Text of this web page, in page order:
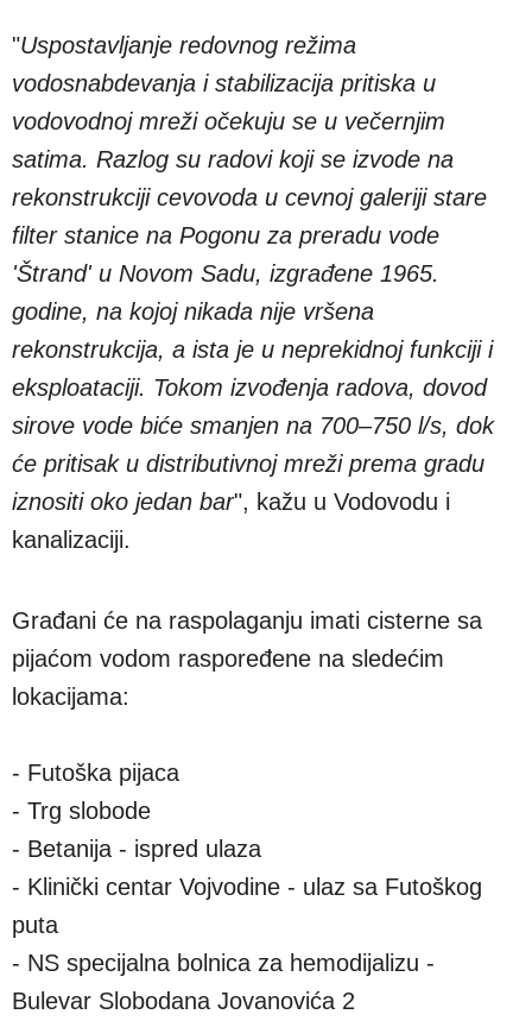
"Uspostavljanje redovnog režima
vodosnabdevanja i stabilizacija pritiska u
vodovodnoj mreži očekuju se u večernjim
satima. Razlog su radovi koji se izvode na
rekonstrukciji cevovoda u cevnoj galeriji stare
filter stanice na Pogonu za preradu vode
'Štrand' u Novom Sadu, izgrađene 1965.
godine, na kojoj nikada nije vršena
rekonstrukcija, a ista je u neprekidnoj funkciji i
eksploataciji. Tokom izvođenja radova, dovod
sirove vode biće smanjen na 700–750 l/s, dok
će pritisak u distributivnoj mreži prema gradu
iznositi oko jedan bar", kažu u Vodovodu i
kanalizaciji.
Građani će na raspolaganju imati cisterne sa
pijaćom vodom raspoređene na sledećim
lokacijama:
- Futoška pijaca
- Trg slobode
- Betanija - ispred ulaza
- Klinički centar Vojvodine - ulaz sa Futoškog
puta
- NS specijalna bolnica za hemodijalizu -
Bulevar Slobodana Jovanovića 2